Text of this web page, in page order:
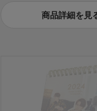
商品詳細を見